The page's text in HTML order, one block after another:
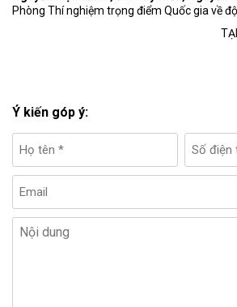
Phòng Thí nghiệm trọng điểm Quốc gia về
Ý kiến góp ý: